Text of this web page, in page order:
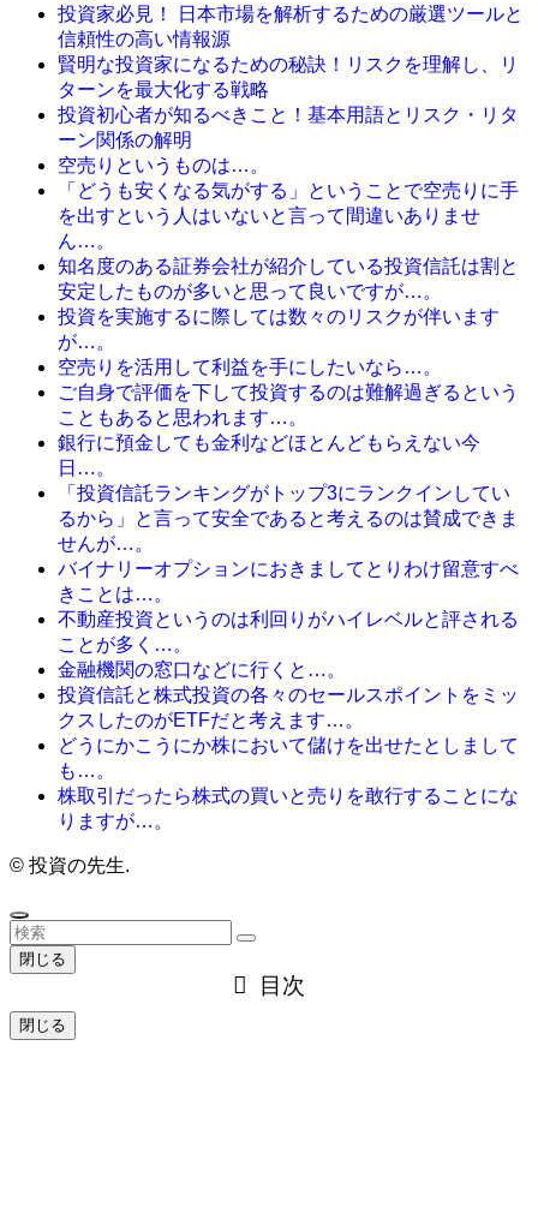
投資家必見！ 日本市場を解析するための厳選ツールと
信頼性の高い情報源
賢明な投資家になるための秘訣！リスクを理解し、リ
ターンを最大化する戦略
投資初心者が知るべきこと！基本用語とリスク・リタ
ーン関係の解明
空売りというものは…。
「どうも安くなる気がする」ということで空売りに手
を出すという人はいないと言って間違いありませ
ん…。
知名度のある証券会社が紹介している投資信託は割と
安定したものが多いと思って良いですが…。
投資を実施するに際しては数々のリスクが伴います
が…。
空売りを活用して利益を手にしたいなら…。
ご自身で評価を下して投資するのは難解過ぎるという
こともあると思われます…。
銀行に預金しても金利などほとんどもらえない今
日…。
「投資信託ランキングがトップ3にランクインしてい
るから」と言って安全であると考えるのは賛成できま
せんが…。
バイナリーオプションにおきましてとりわけ留意すべ
きことは…。
不動産投資というのは利回りがハイレベルと評される
ことが多く…。
金融機関の窓口などに行くと…。
投資信託と株式投資の各々のセールスポイントをミッ
クスしたのがETFだと考えます…。
どうにかこうにか株において儲けを出せたとしまして
も…。
株取引だったら株式の買いと売りを敢行することにな
りますが…。
© 投資の先生.
閉じる
目次
閉じる